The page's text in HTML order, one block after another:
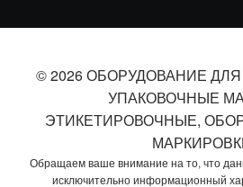
© 2026 ОБОРУДОВАНИЕ
УПАКОВОЧНЫЕ
ЭТИКЕТИРОВОЧНЫЕ,
Обращаем ваше внимание на то, что
исключительно информационный